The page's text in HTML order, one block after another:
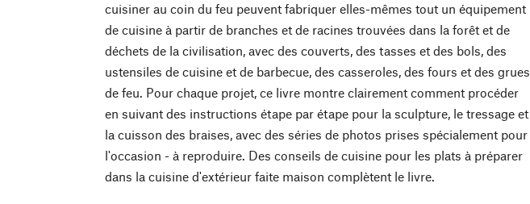
cuisiner au coin du feu peuvent fabriquer elles-mêmes tout un équipement
de cuisine à partir de branches et de racines trouvées dans la forêt et de
déchets de la civilisation, avec des couverts, des tasses et des bols, des
ustensiles de cuisine et de barbecue, des casseroles, des fours et des grues
de feu. Pour chaque projet, ce livre montre clairement comment procéder
en suivant des instructions étape par étape pour la sculpture, le tressage et
la cuisson des braises, avec des séries de photos prises spécialement pour
l'occasion - à reproduire. Des conseils de cuisine pour les plats à préparer
dans la cuisine d'extérieur faite maison complètent le livre.